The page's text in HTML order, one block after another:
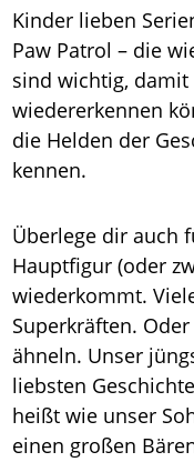
Kinder lieben
Paw Patrol – die
sind wichtig,
wiedererkennen
die Helden der
kennen.
Überlege dir auch
Hauptfigur (oder
wiederkommt.
Superkräften.
ähneln. Unser
liebsten
heißt wie unser
einen großen